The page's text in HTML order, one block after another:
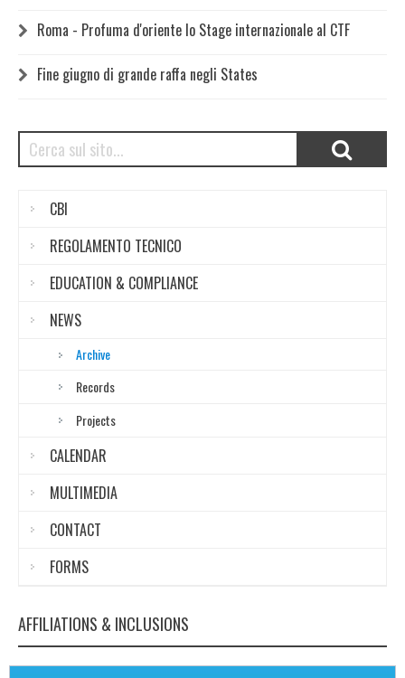
Roma - Profuma d'oriente lo Stage internazionale al CTF
Fine giugno di grande raffa negli States
CBI
REGOLAMENTO TECNICO
EDUCATION & COMPLIANCE
NEWS
Archive
Records
Projects
CALENDAR
MULTIMEDIA
CONTACT
FORMS
AFFILIATIONS & INCLUSIONS